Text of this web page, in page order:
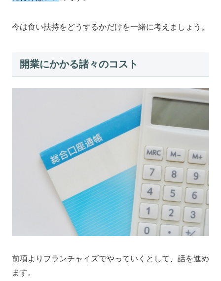
今は食い扶持をどうするかだけを一緒に考えましょう。
開業にかかる諸々のコスト
前項よりフランチャイズでやっていくとして、話を進め
ます。